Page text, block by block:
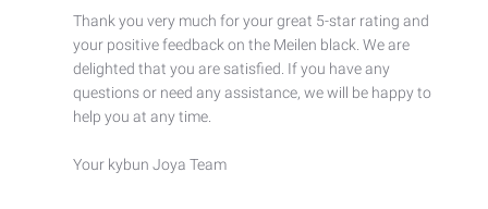
Review
Custom
Comment
Thank you very much for your great 5-star rating and
your positive feedback on the Meilen black. We are
delighted that you are satisfied. If you have any
questions or need any assistance, we will be happy to
help you at any time.
Your kybun Joya Team